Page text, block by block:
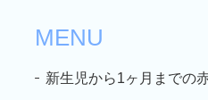
MENU
新生児から1ヶ月までの